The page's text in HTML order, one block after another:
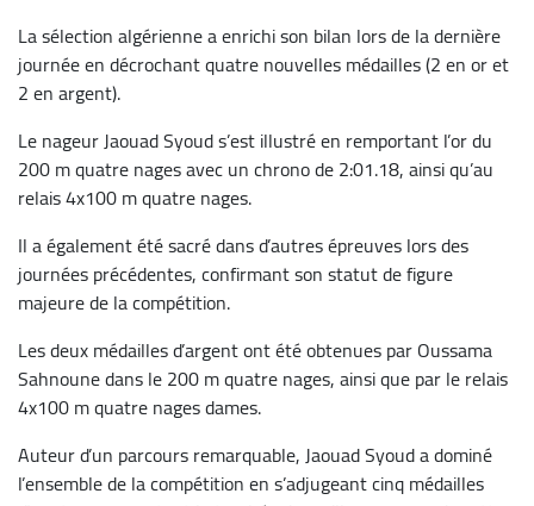
La sélection algérienne a enrichi son bilan lors de la dernière
journée en décrochant quatre nouvelles médailles (2 en or et
2 en argent).
Le nageur Jaouad Syoud s’est illustré en remportant l’or du
200 m quatre nages avec un chrono de 2:01.18, ainsi qu’au
relais 4x100 m quatre nages.
Il a également été sacré dans d’autres épreuves lors des
journées précédentes, confirmant son statut de figure
majeure de la compétition.
Les deux médailles d’argent ont été obtenues par Oussama
Sahnoune dans le 200 m quatre nages, ainsi que par le relais
4x100 m quatre nages dames.
Auteur d’un parcours remarquable, Jaouad Syoud a dominé
l’ensemble de la compétition en s’adjugeant cinq médailles